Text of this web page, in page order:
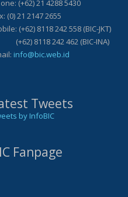
(+62) 21 4288 5430
(0) 21 2147 2655
(+62) 8118 242 558 (BIC-JKT)
8118 242 462 (BIC-INA)
info@bic.web.id
Tweets
by InfoBIC
Fanpage